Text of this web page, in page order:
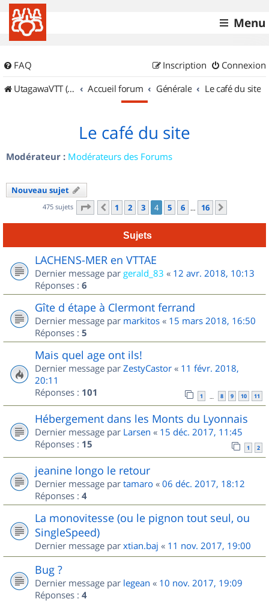
Menu
FAQ Connexion
Inscription
UtagawaVTT (Randos VTT et VTTAE avec traces GPS)
Accueil forum Générale Le café du site
Le café du site
Modérateur : Modérateurs des Forums
Nouveau sujet
475 sujets Page 4sur16
Précédent
1 2 3 4 5 6 … 16
Sujets
LACHENS-MER en VTTAE
Dernier message par gerald_83 « 12 avr. 2018, 10:13
Réponses : 6
Gîte d étape à Clermont ferrand
Dernier message par markitos « 15 mars 2018, 16:50
Réponses : 5
Mais quel age ont ils!
Dernier message par ZestyCastor « 11 févr. 2018,
20:11
Réponses : 101 1 … 8 9 10 11
Hébergement dans les Monts du Lyonnais
Dernier message par Larsen « 15 déc. 2017, 11:45
Réponses : 15 1 2
jeanine longo le retour
Dernier message par tamaro « 06 déc. 2017, 18:12
Réponses : 4
La monovitesse (ou le pignon tout seul, ou
SingleSpeed)
Dernier message par xtian.baj « 11 nov. 2017, 19:00
Bug ?
Dernier message par legean « 10 nov. 2017, 19:09
Réponses : 4